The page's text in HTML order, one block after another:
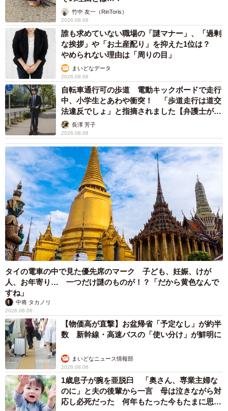
竹中 友一（RinToris）
2026.08.06
誰も求めていない職場の「謎マナー」、「過剰
な挨拶」や「お土産配り」を抑えた1位は？
やめられない理由は「周りの目」
まいどなデータ
2026.08.06
自転車通行可の歩道 電動キックボードで走行
中、小学生とあわや衝突！ 「歩道走行は道交
法違反でしょ」と指摘されました【弁護士が解
説】長澤 芳子
2026.08.06
タイの電車の中で見た優先席のマーク 子ども、妊娠、けが
人、お年寄り… 一つだけ謎のものが！？「だから黄色なんで
すね」
中将 タカノリ
2026.08.06
【物価高が直撃】お盆帰省「予定なし」が約半
数 新幹線・高速バスの「使い分け」が鮮明に
まいどなニュース情報部
2026.08.06
1歳息子が腕を亜脱臼 「奥さん、専業主婦な
のに」と夫の後輩から一言 母は泣きながら対
応し必死だった 何年もたった今もたまに思い